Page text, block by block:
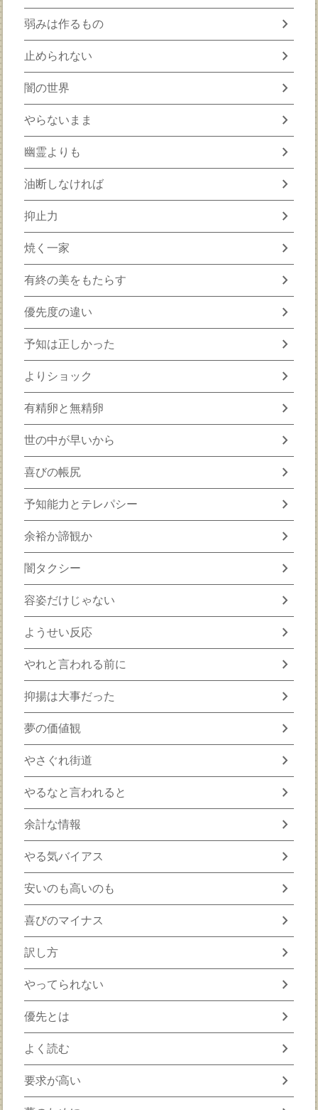
弱みは作るもの chevron_right
止められない chevron_right
闇の世界 chevron_right
やらないまま chevron_right
幽霊よりも chevron_right
油断しなければ chevron_right
抑止力 chevron_right
焼く一家 chevron_right
有終の美をもたらす chevron_right
優先度の違い chevron_right
予知は正しかった chevron_right
よりショック chevron_right
有精卵と無精卵 chevron_right
世の中が早いから chevron_right
喜びの帳尻 chevron_right
予知能力とテレパシー chevron_right
余裕か諦観か chevron_right
闇タクシー chevron_right
容姿だけじゃない chevron_right
ようせい反応 chevron_right
やれと言われる前に chevron_right
抑揚は大事だった chevron_right
夢の価値観 chevron_right
やさぐれ街道 chevron_right
やるなと言われると chevron_right
余計な情報 chevron_right
やる気バイアス chevron_right
安いのも高いのも chevron_right
喜びのマイナス chevron_right
訳し方 chevron_right
やってられない chevron_right
優先とは chevron_right
よく読む chevron_right
要求が高い chevron_right